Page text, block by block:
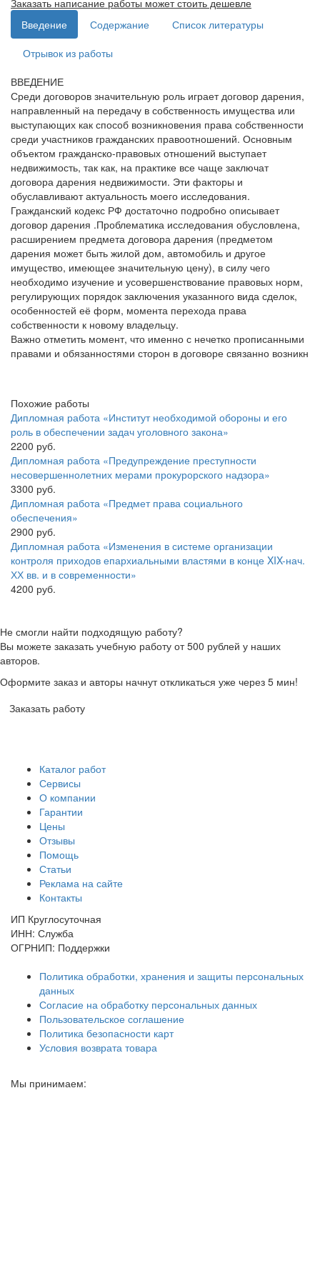
Заказать написание работы может стоить дешевле
Введение
Содержание
Список литературы
Отрывок из работы
ВВЕДЕНИЕ
Среди договоров значительную роль играет договор дарения,
направленный на передачу в собственность имущества или
выступающих как способ возникновения права собственности
среди участников гражданских правоотношений. Основным
объектом гражданско-правовых отношений выступает
недвижимость, так как, на практике все чаще заключат
договора дарения недвижимости. Эти факторы и
обуславливают актуальность моего исследования.
Гражданский кодекс РФ достаточно подробно описывает
договор дарения .Проблематика исследования обусловлена,
расширением предмета договора дарения (предметом
дарения может быть жилой дом, автомобиль и другое
имущество, имеющее значительную цену), в силу чего
необходимо изучение и усовершенствование правовых норм,
регулирующих порядок заключения указанного вида сделок,
особенностей её форм, момента перехода права
собственности к новому владельцу.
Важно отметить момент, что именно с нечетко прописанными
правами и обязанностями сторон в договоре связанно возникн
Похожие работы
Дипломная работа «Институт необходимой обороны и его
роль в обеспечении задач уголовного закона»
2200 руб.
Дипломная работа «Предупреждение преступности
несовершеннолетних мерами прокурорского надзора»
3300 руб.
Дипломная работа «Предмет права социального
обеспечения»
2900 руб.
Дипломная работа «Изменения в системе организации
контроля приходов епархиальными властями в конце XIX-нач.
ХХ вв. и в современности»
4200 руб.
Не смогли найти подходящую работу?
Вы можете заказать учебную работу от 500 рублей у наших
авторов.
Оформите заказ и авторы начнут откликаться уже через 5 мин!
Заказать работу
Каталог работ
Сервисы
О компании
Гарантии
Цены
Отзывы
Помощь
Статьи
Реклама на сайте
Контакты
ИП Круглосуточная
ИНН: Служба
ОГРНИП: Поддержки
Политика обработки, хранения и защиты персональных
данных
Согласие на обработку персональных данных
Пользовательское соглашение
Политика безопасности карт
Условия возврата товара
Мы принимаем: